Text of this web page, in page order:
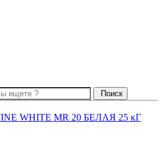
Поиск
WHITE MR 20 БЕЛАЯ 25 кГ